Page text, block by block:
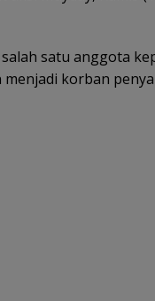
satu anggota
menjadi korban